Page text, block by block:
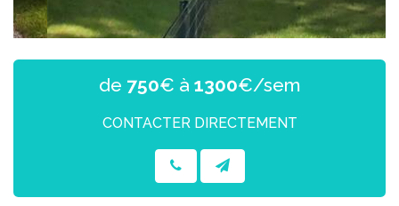
de 750€ à 1300€/sem
CONTACTER DIRECTEMENT